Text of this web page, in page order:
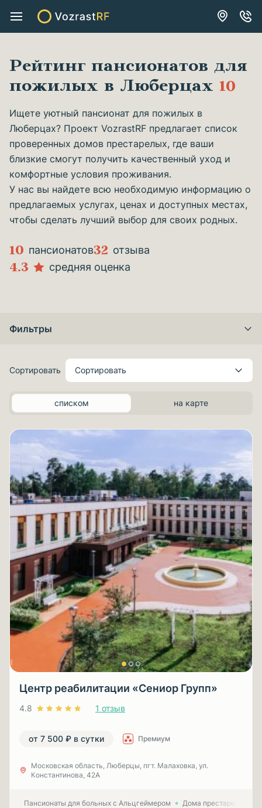
Рейтинг пансионатов для
пожилых в Люберцах 10
Ищете уютный пансионат для пожилых в
Люберцах? Проект VozrastRF предлагает список
проверенных домов престарелых, где ваши
близкие смогут получить качественный уход и
комфортные условия проживания.
У нас вы найдете всю необходимую информацию о
предлагаемых услугах, ценах и доступных местах,
чтобы сделать лучший выбор для своих родных.
10 пансионатов32 отзыва
4.3 средняя оценка
Фильтры
Сортировать Сортировать
списком на карте
Центр реабилитации «Сениор Групп»
4.8 1 отзыв
от 7 500 ₽ в сутки Премиум
Московская область, Люберцы, пгт. Малаховка, ул.
Константинова, 42А
Пансионаты для больных с Альцгеймером Дома престарелых